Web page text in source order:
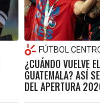
FÚTBOL
¿CUÁNDO VUELVE
GUATEMALA? ASÍ
DEL APERTURA